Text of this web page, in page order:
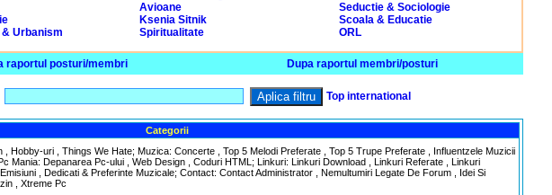
Avioane
Seductie & Sociologie
Ksenia Sitnik
Scoala & Educatie
Urbanism Spiritualitate
ORL
raportul posturi/membri Dupa raportul membri/posturi
Aplica filtru Top international
Categorii
Hobby-uri , Things We Hate; Muzica: Concerte , Top 5 Melodi Preferate , Top 5 Trupe Preferate , Influentzele Muzicii
Mania: Depanarea Pc-ului , Web Design , Coduri HTML; Linkuri: Linkuri Download , Linkuri Referate , Linkuri
, Dedicati & Preferinte Muzicale; Contact: Contact Administrator , Nemultumiri Legate De Forum , Idei Si
, Xtreme Pc